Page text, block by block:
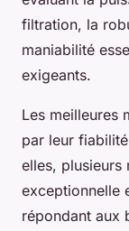
filtration, la
maniabilité
exigeants.
Les meilleures
par leur
elles, plusieurs
exceptionnelle
répondant aux